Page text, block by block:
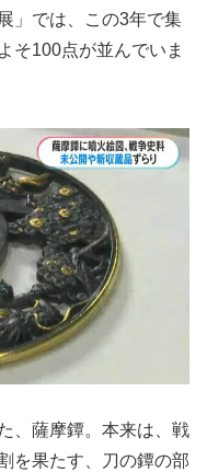
」では、この3年で集
そ100点が並んでいま
、薩摩鐔。本来は、戦
を果たす、刀の鐔の部